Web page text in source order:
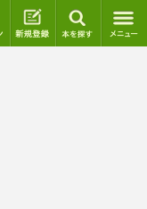
ログイン 新規登録